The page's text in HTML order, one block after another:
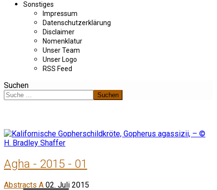
Sonstiges
Impressum
Datenschutzerklärung
Disclaimer
Nomenklatur
Unser Team
Unser Logo
RSS Feed
Suchen
Suchen
Agha - 2015 - 01
Abstracts A 02. Juli 2015